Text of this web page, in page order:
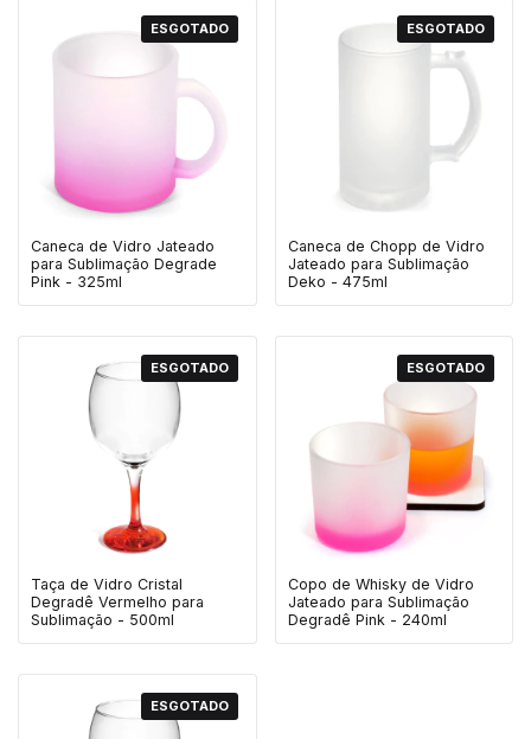
ESGOTADO
Caneca de Vidro Jateado
para Sublimação Degrade
Pink - 325ml
ESGOTADO
Caneca de Chopp de Vidro
Jateado para Sublimação
Deko - 475ml
ESGOTADO
Taça de Vidro Cristal
Degradê Vermelho para
Sublimação - 500ml
ESGOTADO
Copo de Whisky de Vidro
Jateado para Sublimação
Degradê Pink - 240ml
ESGOTADO